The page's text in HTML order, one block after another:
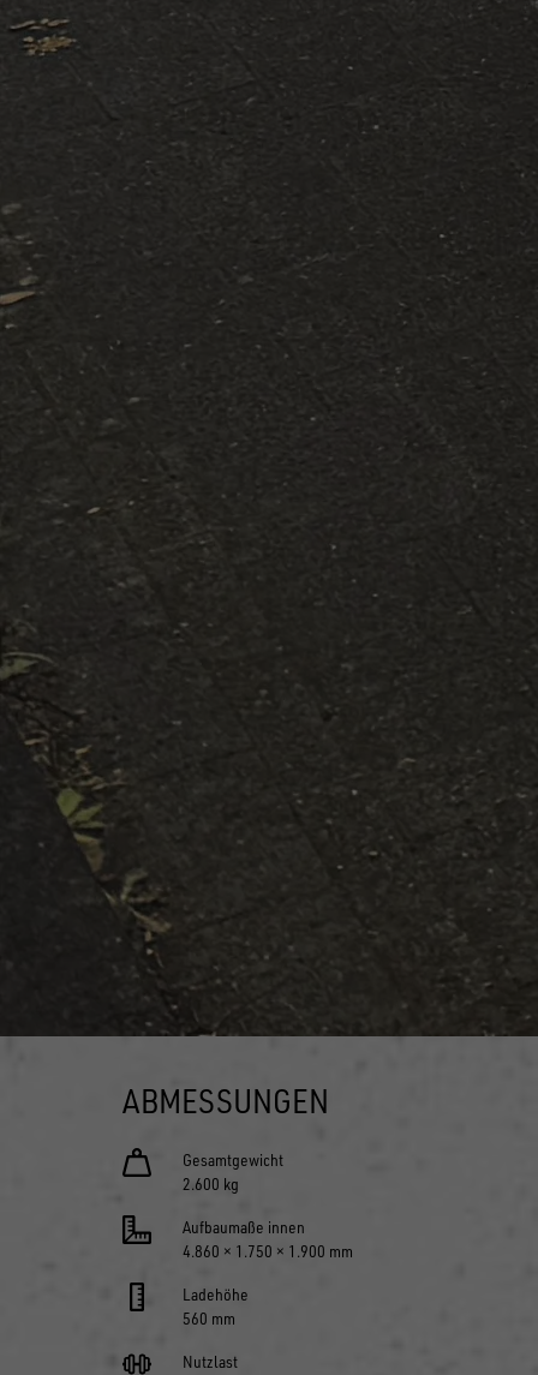
ABMESSUNGEN
Gesamtgewicht
2.600 kg
Aufbaumaße innen
4.860 × 1.750 × 1.900 mm
Ladehöhe
560 mm
Nutzlast